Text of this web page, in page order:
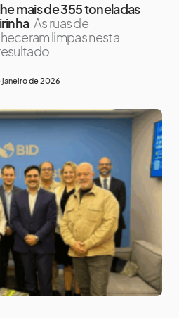
mais de 355 toneladas
As ruas de
limpas nesta
janeiro de 2026